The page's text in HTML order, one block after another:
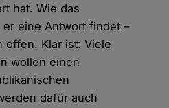
hat. Wie das
eine Antwort findet –
offen. Klar ist: Viele
wollen einen
dafür auch